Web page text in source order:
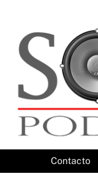
content
Contacto